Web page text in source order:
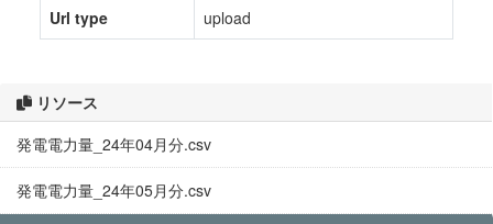
リソース
発電電力量_24年04月分.csv
発電電力量_24年05月分.csv
Url type
upload